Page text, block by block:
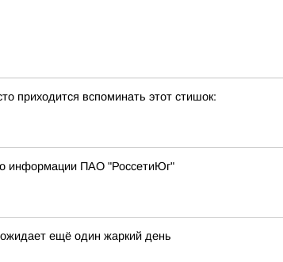
приходится вспоминать этот стишок:
информации ПАО "РоссетиЮг"
ожидает ещё один жаркий день